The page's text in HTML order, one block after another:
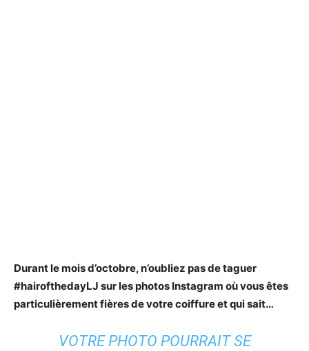
Durant le mois d’octobre, n’oubliez pas de taguer
#hairofthedayLJ sur les photos Instagram où vous êtes
particulièrement fières de votre coiffure et qui sait…
VOTRE PHOTO POURRAIT SE